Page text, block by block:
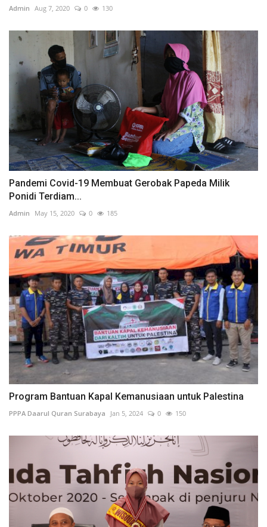
Admin Aug 7, 2020 0 130
Pandemi Covid-19 Membuat Gerobak Papeda Milik
Ponidi Terdiam...
Admin May 15, 2020 0 185
Program Bantuan Kapal Kemanusiaan untuk Palestina
PPPA Daarul Quran Surabaya Jan 5, 2024 0 150